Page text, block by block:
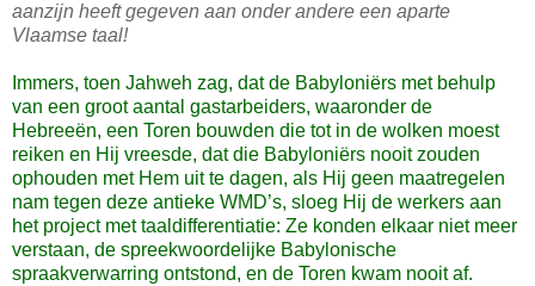
aanzijn heeft gegeven aan onder andere een aparte
Vlaamse taal!
Immers, toen Jahweh zag, dat de Babyloniërs met behulp
van een groot aantal gastarbeiders, waaronder de
Hebreeën, een Toren bouwden die tot in de wolken moest
reiken en Hij vreesde, dat die Babyloniërs nooit zouden
ophouden met Hem uit te dagen, als Hij geen maatregelen
nam tegen deze antieke WMD’s, sloeg Hij de werkers aan
het project met taaldifferentiatie: Ze konden elkaar niet meer
verstaan, de spreekwoordelijke Babylonische
spraakverwarring ontstond, en de Toren kwam nooit af.